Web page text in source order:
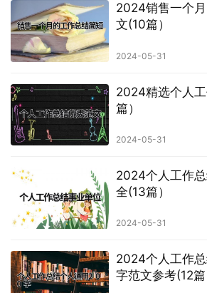
2024销售一个
文(10篇）
2024-05-31
2024精选个人
篇）
2024-05-31
2024个人工作
全(13篇）
2024-05-31
2024个人工作
字范文参考(12篇